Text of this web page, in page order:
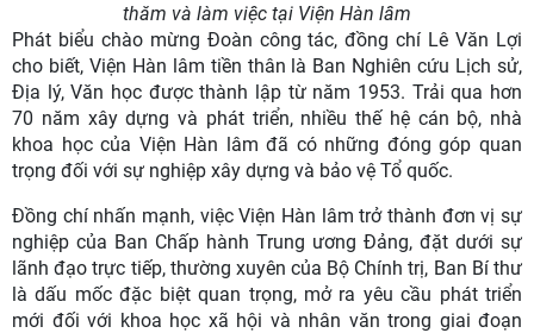
thăm và làm việc tại Viện Hàn lâm
Phát biểu chào mừng Đoàn công tác, đồng chí Lê Văn Lợi
cho biết, Viện Hàn lâm tiền thân là Ban Nghiên cứu Lịch sử,
Địa lý, Văn học được thành lập từ năm 1953. Trải qua hơn
70 năm xây dựng và phát triển, nhiều thế hệ cán bộ, nhà
khoa học của Viện Hàn lâm đã có những đóng góp quan
trọng đối với sự nghiệp xây dựng và bảo vệ Tổ quốc.
Đồng chí nhấn mạnh, việc Viện Hàn lâm trở thành đơn vị sự
nghiệp của Ban Chấp hành Trung ương Đảng, đặt dưới sự
lãnh đạo trực tiếp, thường xuyên của Bộ Chính trị, Ban Bí thư
là dấu mốc đặc biệt quan trọng, mở ra yêu cầu phát triển
mới đối với khoa học xã hội và nhân văn trong giai đoạn